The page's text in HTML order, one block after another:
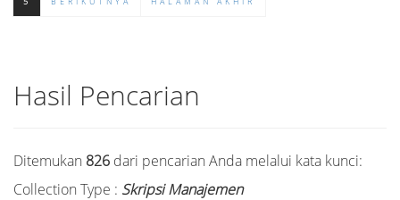
Hasil Pencarian
Ditemukan 826 dari pencarian Anda melalui kata kunci:
Collection Type : Skripsi Manajemen